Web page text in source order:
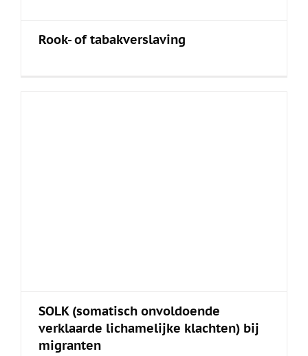
Rook- of tabakverslaving
SOLK (somatisch onvoldoende
verklaarde lichamelijke klachten) bij
migranten